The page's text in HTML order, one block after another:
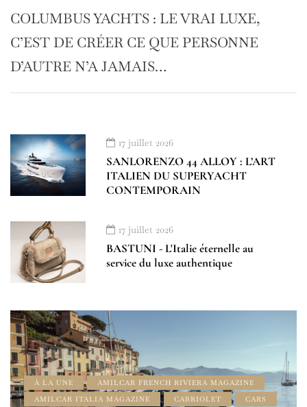
COLUMBUS YACHTS : LE VRAI LUXE,
C’EST DE CRÉER CE QUE PERSONNE
D’AUTRE N’A JAMAIS…
17 juillet 2026
SANLORENZO 44 ALLOY : L’ART
ITALIEN DU SUPERYACHT
CONTEMPORAIN
17 juillet 2026
BASTUNI - L'Italie éternelle au
service du luxe authentique
À LA UNE
AMILCAR FRENCH RIVIERA MAGAZINE
AMILCAR ITALIA MAGAZINE
CABRIOLET
CARS